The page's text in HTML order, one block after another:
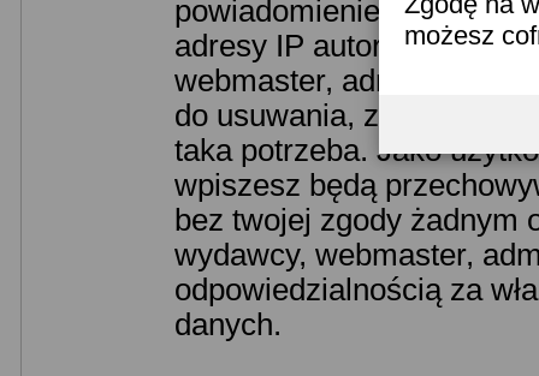
możesz
powiadomieniem
adresy IP autorów.
webmaster, administrator
do usuwania, zmiany lub
taka potrzeba. Jako
wpiszesz będą
bez twojej zgody żadnym
wydawcy, webmaster,
odpowiedzialnością za
danych.